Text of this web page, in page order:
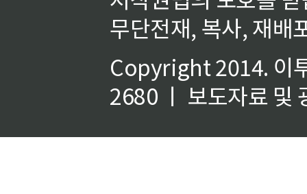
무단전재, 복사, 재배
Copyright 2014. 이
2680 ㅣ 보도자료